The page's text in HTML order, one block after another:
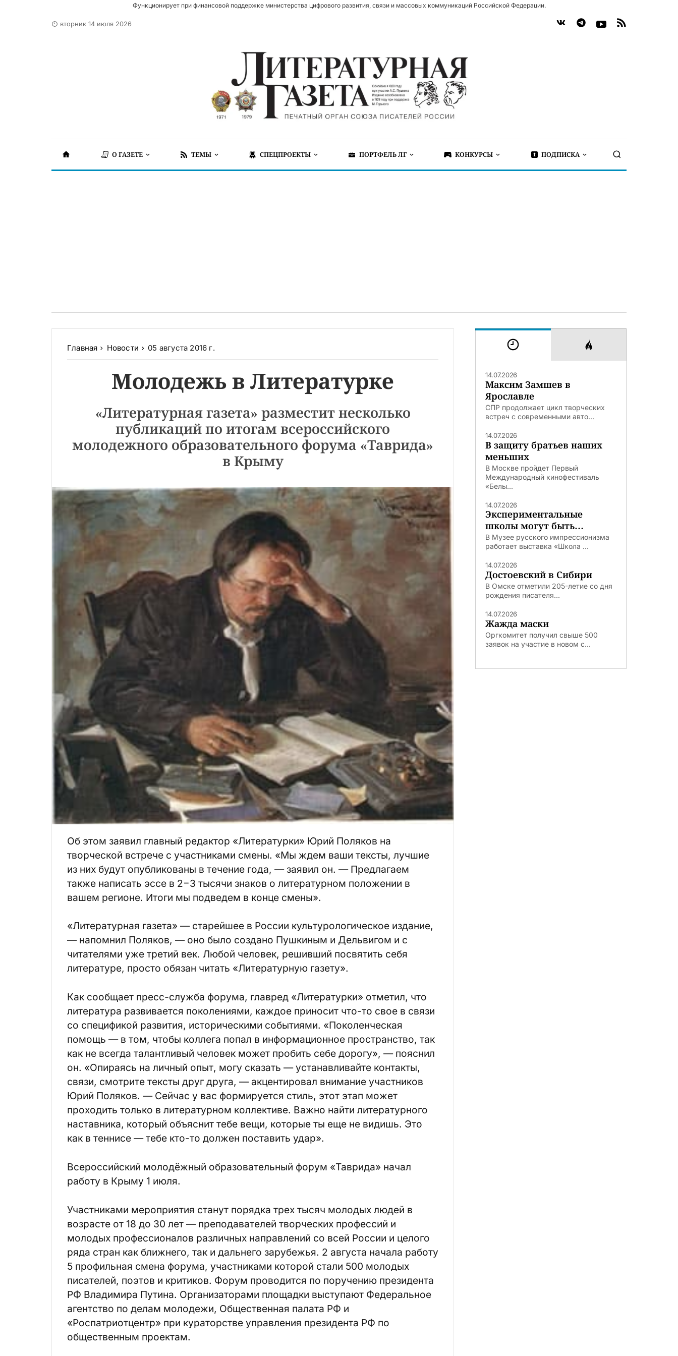
Функционирует при финансовой поддержке министерства цифрового развития, связи и массовых коммуникаций Российской Федерации.
вторник 14 июля 2026
О ГАЗЕТЕ ТЕМЫ СПЕЦПРОЕКТЫ ПОРТФЕЛЬ ЛГ КОНКУРСЫ ПОДПИСКА
Главная Новости 05 августа 2016 г.
Молодежь в Литературке
«Литературная газета» разместит несколько
публикаций по итогам всероссийского
молодежного образовательного форума «Таврида»
в Крыму
Об этом заявил главный редактор «Литературки» Юрий Поляков на
творческой встрече с участниками смены. «Мы ждем ваши тексты, лучшие
из них будут опубликованы в течение года, — заявил он. — Предлагаем
также написать эссе в 2−3 тысячи знаков о литературном положении в
вашем регионе. Итоги мы подведем в конце смены».
«Литературная газета» — старейшее в России культурологическое издание,
— напомнил Поляков, — оно было создано Пушкиным и Дельвигом и с
читателями уже третий век. Любой человек, решивший посвятить себя
литературе, просто обязан читать «Литературную газету».
Как сообщает пресс-служба форума, главред «Литературки» отметил, что
литература развивается поколениями, каждое приносит что-то свое в связи
со спецификой развития, историческими событиями. «Поколенческая
помощь — в том, чтобы коллега попал в информационное пространство, так
как не всегда талантливый человек может пробить себе дорогу», — пояснил
он. «Опираясь на личный опыт, могу сказать — устанавливайте контакты,
связи, смотрите тексты друг друга, — акцентировал внимание участников
Юрий Поляков. — Сейчас у вас формируется стиль, этот этап может
проходить только в литературном коллективе. Важно найти литературного
наставника, который объяснит тебе вещи, которые ты еще не видишь. Это
как в теннисе — тебе кто-то должен поставить удар».
Всероссийский молодёжный образовательный форум «Таврида» начал
работу в Крыму 1 июля.
Участниками мероприятия станут порядка трех тысяч молодых людей в
возрасте от 18 до 30 лет — преподавателей творческих профессий и
молодых профессионалов различных направлений со всей России и целого
ряда стран как ближнего, так и дальнего зарубежья. 2 августа начала работу
5 профильная смена форума, участниками которой стали 500 молодых
писателей, поэтов и критиков. Форум проводится по поручению президента
РФ Владимира Путина. Организаторами площадки выступают Федеральное
агентство по делам молодежи, Общественная палата РФ и
«Роспатриотцентр» при кураторстве управления президента РФ по
общественным проектам.
14.07.2026
Максим Замшев в
Ярославле
СПР продолжает цикл творческих
встреч с современными авто...
14.07.2026
В защиту братьев наших
меньших
В Москве пройдет Первый
Международный кинофестиваль
«Белы...
14.07.2026
Экспериментальные
школы могут быть
удачными
В Музее русского импрессионизма
работает выставка «Школа ...
14.07.2026
Достоевский в Сибири
В Омске отметили 205-летие со дня
рождения писателя...
14.07.2026
Жажда маски
Оргкомитет получил свыше 500
заявок на участие в новом с...